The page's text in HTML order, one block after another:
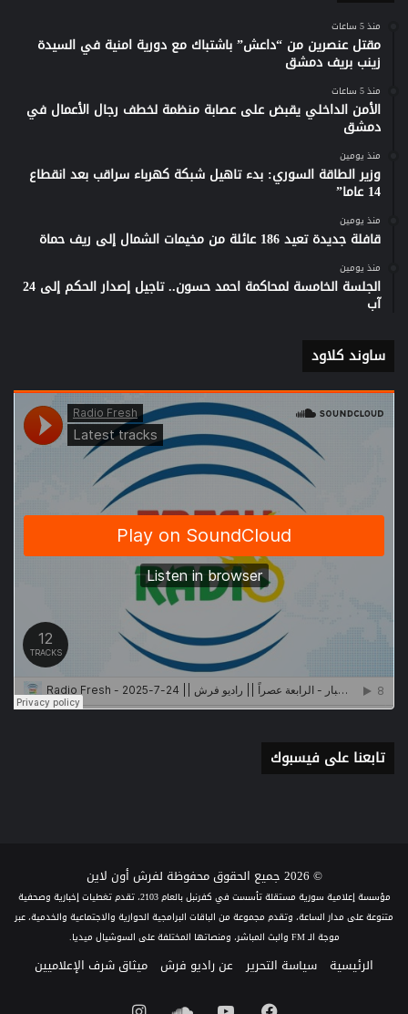
منذ 5 ساعات
مقتل عنصرين من “داعش” باشتباك مع دورية امنية في السيدة
زينب بريف دمشق
منذ 5 ساعات
الأمن الداخلي يقبض على عصابة منظمة لخطف رجال الأعمال في
دمشق
منذ يومين
وزير الطاقة السوري: بدء تاهيل شبكة كهرباء سراقب بعد انقطاع
14 عاما”
منذ يومين
قافلة جديدة تعيد 186 عائلة من مخيمات الشمال إلى ريف حماة
منذ يومين
الجلسة الخامسة لمحاكمة احمد حسون.. تاجيل إصدار الحكم إلى 24
آب
ساوند كلاود
تابعنا على فيسبوك
© 2026 جميع الحقوق محفوظة لفرش أون لاين
مؤسسة إعلامية سورية مستقلة تأسست في كفرنبل بالعام 2103، تقدم تغطيات إخبارية وصحفية
متنوعة على مدار الساعة، وتقدم مجموعة من الباقات البرامجية الحوارية والاجتماعية والخدمية، عبر
موجة الـ FM والبث المباشر، ومنصاتها المختلفة على السوشيال ميديا.
الرئيسية سياسة التحرير عن راديو فرش ميثاق شرف الإعلاميين